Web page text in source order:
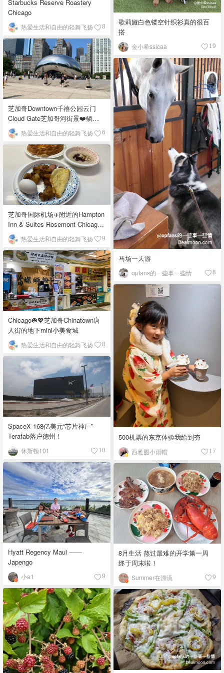
歌莉娅白色镂空针织衫真的很百
搭
金小希ssicaa 19
Starbucks Reserve Roastery
Chicago
热爱生活和自由的轻舞飞扬 8
芝加哥Downtown千禧公园云门
Cloud Gate芝加哥河街景❤️鳞次
栉比的高楼
热爱生活和自由的轻舞飞扬 6
马场一天游
opfans的一些事一些情 8
芝加哥国际机场✈️附近的Hampton
Inn & Suites Rosemont Chicago
O'Hare自助早餐
热爱生活和自由的轻舞飞扬 9
Chicago☘️💖芝加哥Chinatown唐
人街的地下mini小美食城
热爱生活和自由的轻舞飞扬 8
500机票的东京体验我给到夯
西雅图小雨帽 17
SpaceX 168亿美元“芯片神厂”
Terafab落户德州！
休斯顿101 10
Hyatt Regency Maui ——
Japengo
小a1 9
8月生活 熬过最难的开学第一周
终于周末啦！
Summer在漂流 9